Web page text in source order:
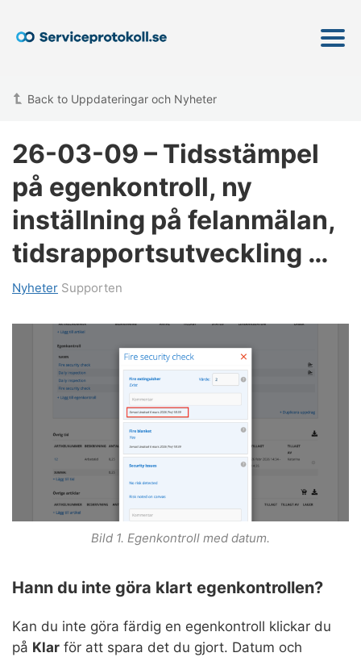
Back to Uppdateringar och Nyheter
26-03-09 – Tidsstämpel
på egenkontroll, ny
inställning på felanmälan,
tidsrapportsutveckling …
Nyheter Supporten
Bild 1. Egenkontroll med datum.
Hann du inte göra klart egenkontrollen?
Kan du inte göra färdig en egenkontroll klickar du
på Klar för att spara det du gjort. Datum och